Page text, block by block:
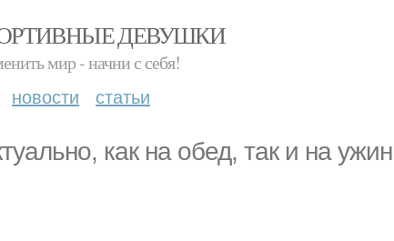
ДЕВУШКИ
мир - начни с себя!
новости статьи
как на обед, так и на